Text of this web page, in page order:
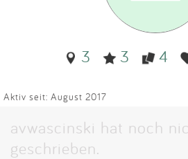
Blog
Partner
3 3 4
Aktiv seit: August 2017
avwascinski hat noch
geschrieben.